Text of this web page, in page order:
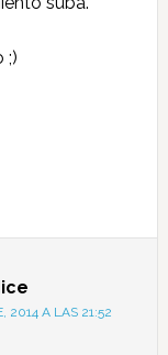
;)
2014 A LAS 21:52